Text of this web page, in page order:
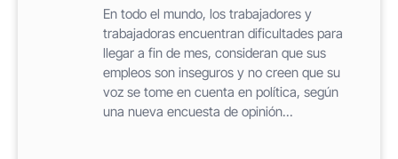
En todo el mundo, los trabajadores y
trabajadoras encuentran dificultades para
llegar a fin de mes, consideran que sus
empleos son inseguros y no creen que su
voz se tome en cuenta en política, según
una nueva encuesta de opinión...